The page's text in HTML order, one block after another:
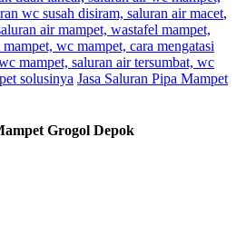
wc susah disiram, saluran air macet,
air mampet, wastafel mampet,
wc mampet, cara mengatasi
mampet, saluran air tersumbat, wc
solusinya Jasa Saluran Pipa Mampet
Grogol Depok